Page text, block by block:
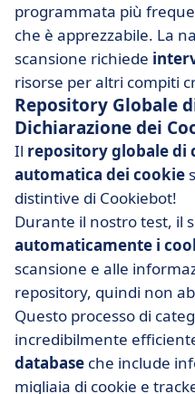
programmata più
che è apprezzabile. La
scansione richiede
risorse per altri compiti
Repository Globale
Dichiarazione dei
Il repository globale di
automatica dei cookie
distintive di Cookiebot!
Durante il nostro test, il
automaticamente i
scansione e alle
repository, quindi non
Questo processo di
incredibilmente
database che include
migliaia di cookie e